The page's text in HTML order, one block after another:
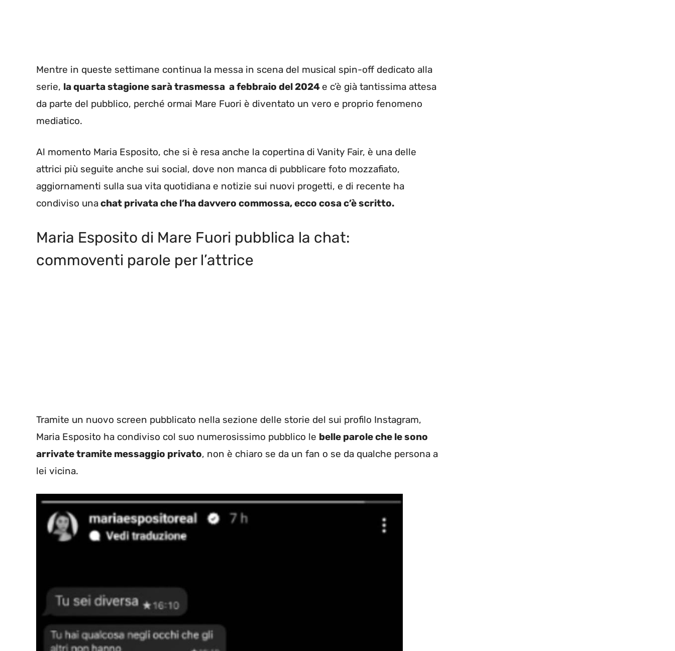
Mentre in queste settimane continua la messa in scena del musical spin-off dedicato alla
serie, la quarta stagione sarà trasmessa a febbraio del 2024 e c’è già tantissima attesa
da parte del pubblico, perché ormai Mare Fuori è diventato un vero e proprio fenomeno
mediatico.
Al momento Maria Esposito, che si è resa anche la copertina di Vanity Fair, è una delle
attrici più seguite anche sui social, dove non manca di pubblicare foto mozzafiato,
aggiornamenti sulla sua vita quotidiana e notizie sui nuovi progetti, e di recente ha
condiviso unachat privata che l’ha davvero commossa, ecco cosa c’è scritto.
Maria Esposito di Mare Fuori pubblica la chat:
commoventi parole per l’attrice
Tramite un nuovo screen pubblicato nella sezione delle storie del sui profilo Instagram,
Maria Esposito ha condiviso col suo numerosissimo pubblico le belle parole che le sono
arrivate tramite messaggio privato, non è chiaro se da un fan o se da qualche persona a
lei vicina.